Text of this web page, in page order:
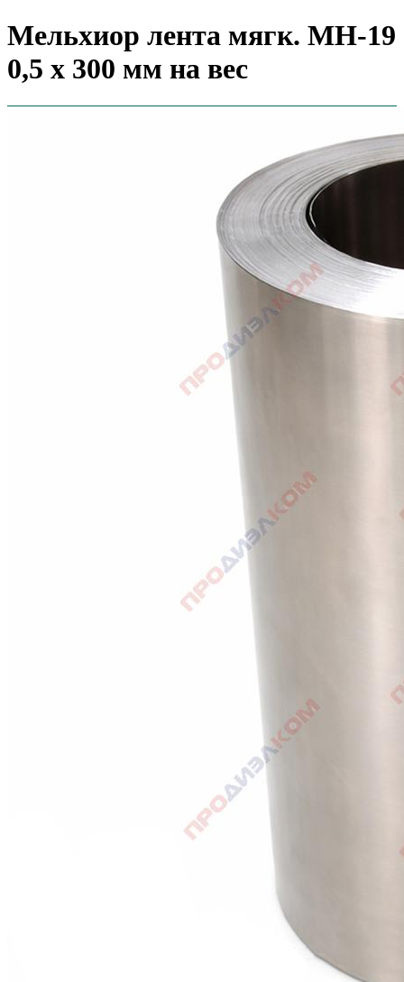
Мельхиор лента мягк. МН-19
0,5 х 300 мм на вес